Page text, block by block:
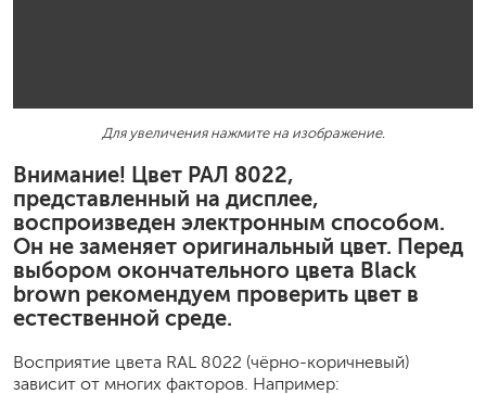
Для увеличения нажмите на изображение.
Внимание! Цвет РАЛ 8022,
представленный на дисплее,
воспроизведен электронным способом.
Он не заменяет оригинальный цвет. Перед
выбором окончательного цвета Black
brown рекомендуем проверить цвет в
естественной среде.
Восприятие цвета RAL 8022 (чёрно-коричневый)
зависит от многих факторов. Например: